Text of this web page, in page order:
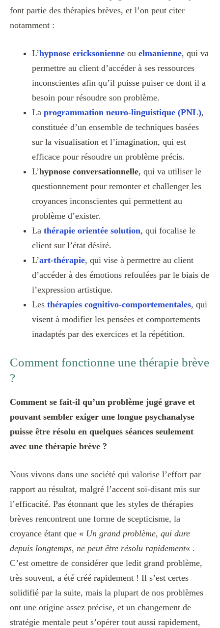
font partie des thérapies brèves, et l’on peut citer
notamment :
L’hypnose ericksonienne ou elmanienne, qui va
permettre au client d’accéder à ses ressources
inconscientes afin qu’il puisse puiser ce dont il a
besoin pour résoudre son problème.
La programmation neuro-linguistique (PNL),
constituée d’un ensemble de techniques basées
sur la visualisation et l’imagination, qui est
efficace pour résoudre un problème précis.
L’hypnose conversationnelle, qui va utiliser le
questionnement pour remonter et challenger les
croyances inconscientes qui permettent au
problème d’exister.
La thérapie orientée solution, qui focalise le
client sur l’état désiré.
L’art-thérapie, qui vise à permettre au client
d’accéder à des émotions refoulées par le biais de
l’expression artistique.
Les thérapies cognitivo-comportementales, qui
visent à modifier les pensées et comportements
inadaptés par des exercices et la répétition.
Comment fonctionne une thérapie brève
?
Comment se fait-il qu’un problème jugé grave et
pouvant sembler exiger une longue psychanalyse
puisse être résolu en quelques séances seulement
avec une thérapie brève ?
Nous vivons dans une société qui valorise l’effort par
rapport au résultat, malgré l’accent soi-disant mis sur
l’efficacité. Pas étonnant que les styles de thérapies
brèves rencontrent une forme de scepticisme, la
croyance étant que « Un grand problème, qui dure
depuis longtemps, ne peut être résolu rapidement« .
C’est omettre de considérer que ledit grand problème,
très souvent, a été créé rapidement ! Il s’est certes
solidifié par la suite, mais la plupart de nos problèmes
ont une origine assez précise, et un changement de
stratégie mentale peut s’opérer tout aussi rapidement,